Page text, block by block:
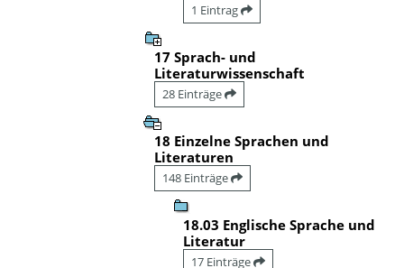
1 Eintrag
17 Sprach- und
Literaturwissenschaft
28 Einträge
18 Einzelne Sprachen und
Literaturen
148 Einträge
18.03 Englische Sprache und
Literatur
17 Einträge